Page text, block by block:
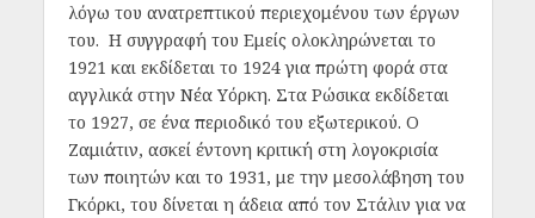
λόγω του ανατρεπτικού περιεχομένου των έργων
του. H συγγραφή του Εμείς ολοκληρώνεται το
1921 και εκδίδεται το 1924 για πρώτη φορά στα
αγγλικά στην Νέα Υόρκη. Στα Ρώσικα εκδίδεται
το 1927, σε ένα περιοδικό του εξωτερικού. Ο
Ζαμιάτιν, ασκεί έντονη κριτική στη λογοκρισία
των ποιητών και το 1931, με την μεσολάβηση του
Γκόρκι, του δίνεται η άδεια από τον Στάλιν για να